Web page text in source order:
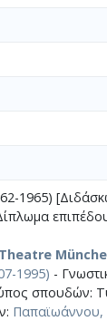
1965)
1995) -
σπουδών:
Παπαϊωάννου,